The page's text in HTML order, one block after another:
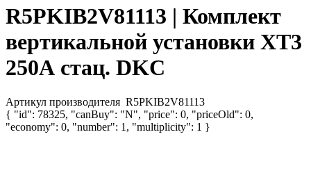
R5PKIB2V81113 | Комплект
вертикальной установки XT3
250А стац. DKC
Артикул производителя R5PKIB2V81113
{ "id": 78325, "canBuy": "N", "price": 0, "priceOld": 0,
"economy": 0, "number": 1, "multiplicity": 1 }